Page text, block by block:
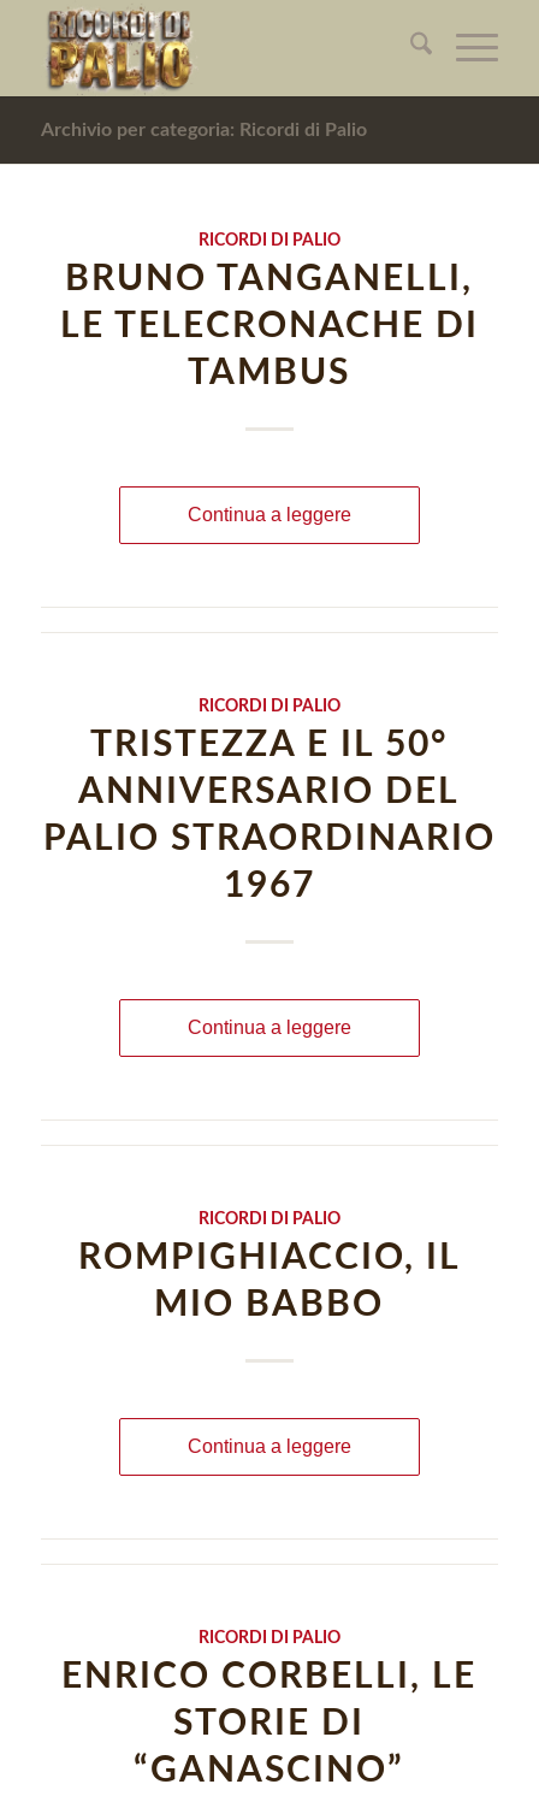
Archivio per categoria: Ricordi di Palio
RICORDI DI PALIO
BRUNO TANGANELLI,
LE TELECRONACHE DI
TAMBUS
Continua a leggere
RICORDI DI PALIO
TRISTEZZA E IL 50°
ANNIVERSARIO DEL
PALIO STRAORDINARIO
1967
Continua a leggere
RICORDI DI PALIO
ROMPIGHIACCIO, IL
MIO BABBO
Continua a leggere
RICORDI DI PALIO
ENRICO CORBELLI, LE
STORIE DI
“GANASCINO”